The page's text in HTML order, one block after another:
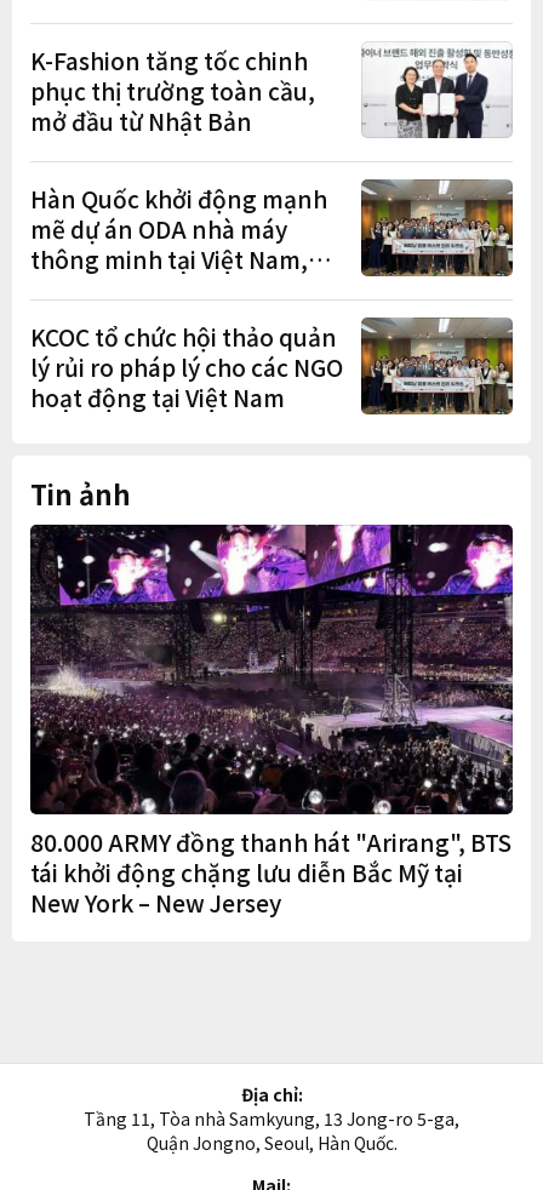
K-Fashion tăng tốc chinh
phục thị trường toàn cầu,
mở đầu từ Nhật Bản
Hàn Quốc khởi động mạnh
mẽ dự án ODA nhà máy
thông minh tại Việt Nam,
KCOC tổ chức hội thảo quản
lý rủi ro pháp lý cho các NGO
hoạt động tại Việt Nam
Tin ảnh
80.000 ARMY đồng thanh hát "Arirang", BTS
tái khởi động chặng lưu diễn Bắc Mỹ tại
New York – New Jersey
Địa chỉ:
Tầng 11, Tòa nhà Samkyung, 13 Jong-ro 5-ga,
Quận Jongno, Seoul, Hàn Quốc.
Mail: